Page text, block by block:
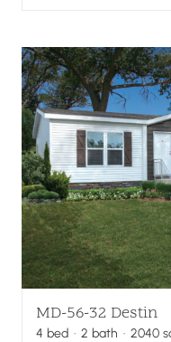
MD-56-32 Destin
4 bed · 2 bath · 2040